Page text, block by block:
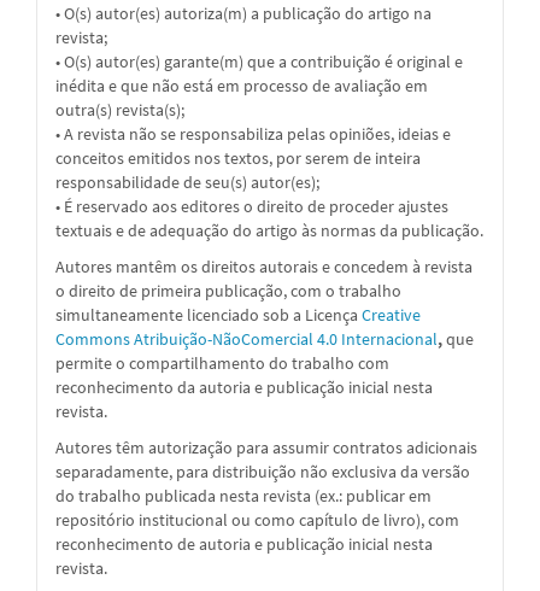
• O(s) autor(es) autoriza(m) a publicação do artigo na
revista;
• O(s) autor(es) garante(m) que a contribuição é original e
inédita e que não está em processo de avaliação em
outra(s) revista(s);
• A revista não se responsabiliza pelas opiniões, ideias e
conceitos emitidos nos textos, por serem de inteira
responsabilidade de seu(s) autor(es);
• É reservado aos editores o direito de proceder ajustes
textuais e de adequação do artigo às normas da publicação.
Autores mantêm os direitos autorais e concedem à revista
o direito de primeira publicação, com o trabalho
simultaneamente licenciado sob a Licença Creative
Commons Atribuição-NãoComercial 4.0 Internacional,que
permite o compartilhamento do trabalho com
reconhecimento da autoria e publicação inicial nesta
revista.
Autores têm autorização para assumir contratos adicionais
separadamente, para distribuição não exclusiva da versão
do trabalho publicada nesta revista (ex.: publicar em
repositório institucional ou como capítulo de livro), com
reconhecimento de autoria e publicação inicial nesta
revista.